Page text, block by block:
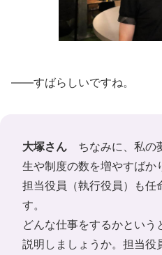
――すばらしいですね。
大塚さん ちなみに、私の
生や制度の数を増やすばか
担当役員（執行役員）も任
す。
どんな仕事をするかという
説明しましょうか。担当役